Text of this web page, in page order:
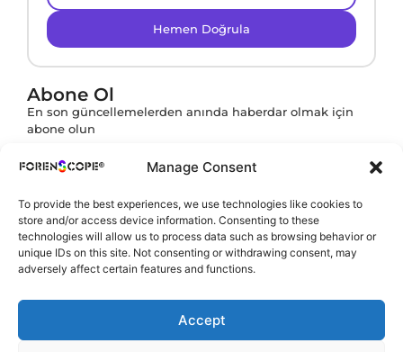
Manage Consent
To provide the best experiences, we use technologies like cookies to
store and/or access device information. Consenting to these
technologies will allow us to process data such as browsing behavior or
unique IDs on this site. Not consenting or withdrawing consent, may
adversely affect certain features and functions.
Accept
Hemen Doğrula
Abone Ol
En son güncellemelerden anında haberdar olmak için
abone olun
Abone ol butonuna tıklayarakKVKK Politikamızı
onaylamış olursunuz.